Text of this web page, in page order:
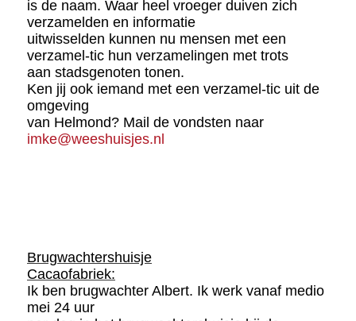
is de naam. Waar heel vroeger duiven zich
verzamelden en informatie
uitwisselden kunnen nu mensen met een
verzamel-tic hun verzamelingen met trots
aan stadsgenoten tonen.
Ken jij ook iemand met een verzamel-tic uit de
omgeving
van Helmond? Mail de vondsten naar
imke@weeshuisjes.nl
Brugwachtershuisje
Cacaofabriek:
Ik ben brugwachter Albert. Ik werk vanaf medio
mei 24 uur